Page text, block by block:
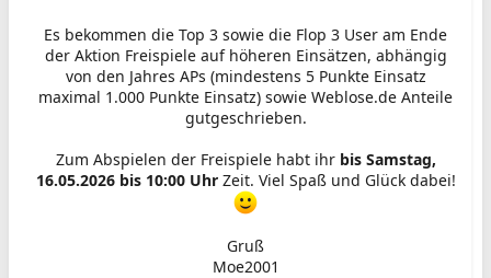
Es bekommen die Top 3 sowie die Flop 3 User am Ende
der Aktion Freispiele auf höheren Einsätzen, abhängig
von den Jahres APs (mindestens 5 Punkte Einsatz
maximal 1.000 Punkte Einsatz) sowie Weblose.de Anteile
gutgeschrieben.
Zum Abspielen der Freispiele habt ihr bis Samstag,
16.05.2026 bis 10:00 UhrZeit. Viel Spaß und Glück dabei!
Gruß
Moe2001​